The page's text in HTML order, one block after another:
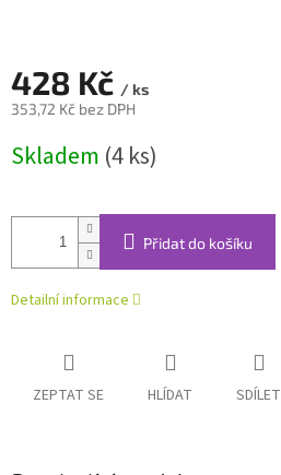
428 Kč / ks
353,72 Kč bez DPH
cena:
Skladem (4 ks)
Přidat do košíku
Detailní informace
ZEPTAT SE HLÍDAT SDÍLET